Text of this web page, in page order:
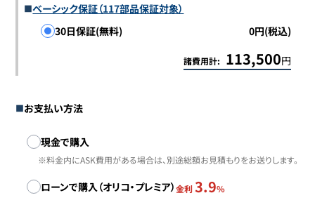
ベーシック保証（117部品保証対象）
30日保証(無料)
0円(税込)
諸費用計: 113,500円
お支払い方法
お支払い方法
現金で購入
※料金内にASK費用がある場合は、別途総額お見積もりをお送りします。
ローンで購入（オリコ・プレミア）金利 3.9%